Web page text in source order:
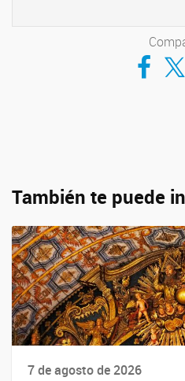
Compartir
También te puede
7 de agosto de 2026